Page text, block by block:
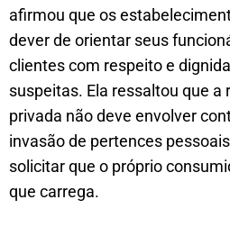
afirmou que os
dever de orientar seus
clientes com respeito e
suspeitas. Ela ressaltou que a
privada não deve envolver
invasão de pertences
solicitar que o próprio
que carrega.